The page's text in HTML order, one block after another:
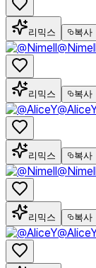
리믹스 복사
@Nimell
리믹스 복사
리믹스 복사
@Nimell
리믹스 복사